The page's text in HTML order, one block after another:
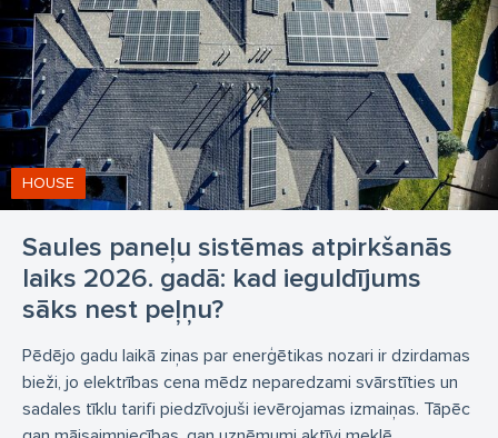
elektroauto uzlādes stacijas
gaiss-gaiss siltumsūkņi
gaiss-ūdens siltumsūkņi
Energy Garden
Saules paneļu sistēmas atpirkšanās
laiks 2026. gadā: kad ieguldījums
sāks nest peļņu?
HOUSE
Pēdējo gadu laikā ziņas par enerģētikas nozari ir dzirdamas
bieži, jo elektrības cena mēdz neparedzami svārstīties un
sadales tīklu tarifi piedzīvojuši ievērojamas izmaiņas. Tāpēc